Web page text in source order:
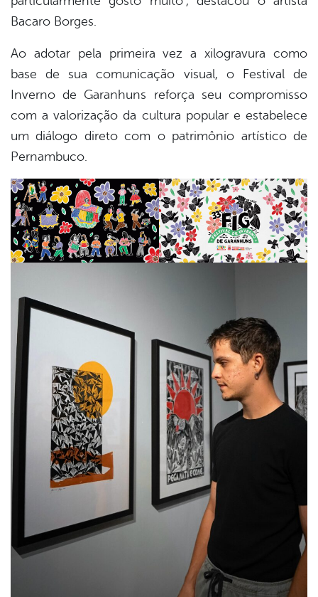
Bacaro Borges.
Ao adotar pela primeira vez a xilogravura como
base de sua comunicação visual, o Festival de
Inverno de Garanhuns reforça seu compromisso
com a valorização da cultura popular e estabelece
um diálogo direto com o patrimônio artístico de
Pernambuco.